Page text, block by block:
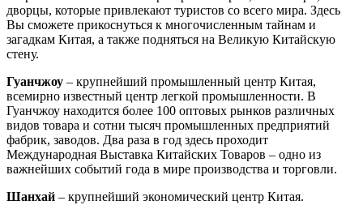
дворцы, которые привлекают туристов со всего мира. Здесь
Вы сможете прикоснуться к многочисленным тайнам и
загадкам Китая, а также подняться на Великую Китайскую
стену.
Гуанчжоу – крупнейший промышленный центр Китая,
всемирно известный центр легкой промышленности. В
Гуанчжоу находится более 100 оптовых рынков различных
видов товара и сотни тысяч промышленных предприятий
фабрик, заводов. Два раза в год здесь проходит
Международная Выставка Китайских Товаров – одно из
важнейших событий года в мире производства и торговли.
Шанхай – крупнейший экономический центр Китая.